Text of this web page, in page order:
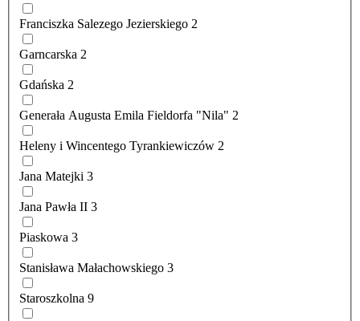
Franciszka Salezego Jezierskiego 2
Garncarska 2
Gdańska 2
Generała Augusta Emila Fieldorfa "Nila" 2
Heleny i Wincentego Tyrankiewiczów 2
Jana Matejki 3
Jana Pawła II 3
Piaskowa 3
Stanisława Małachowskiego 3
Staroszkolna 9